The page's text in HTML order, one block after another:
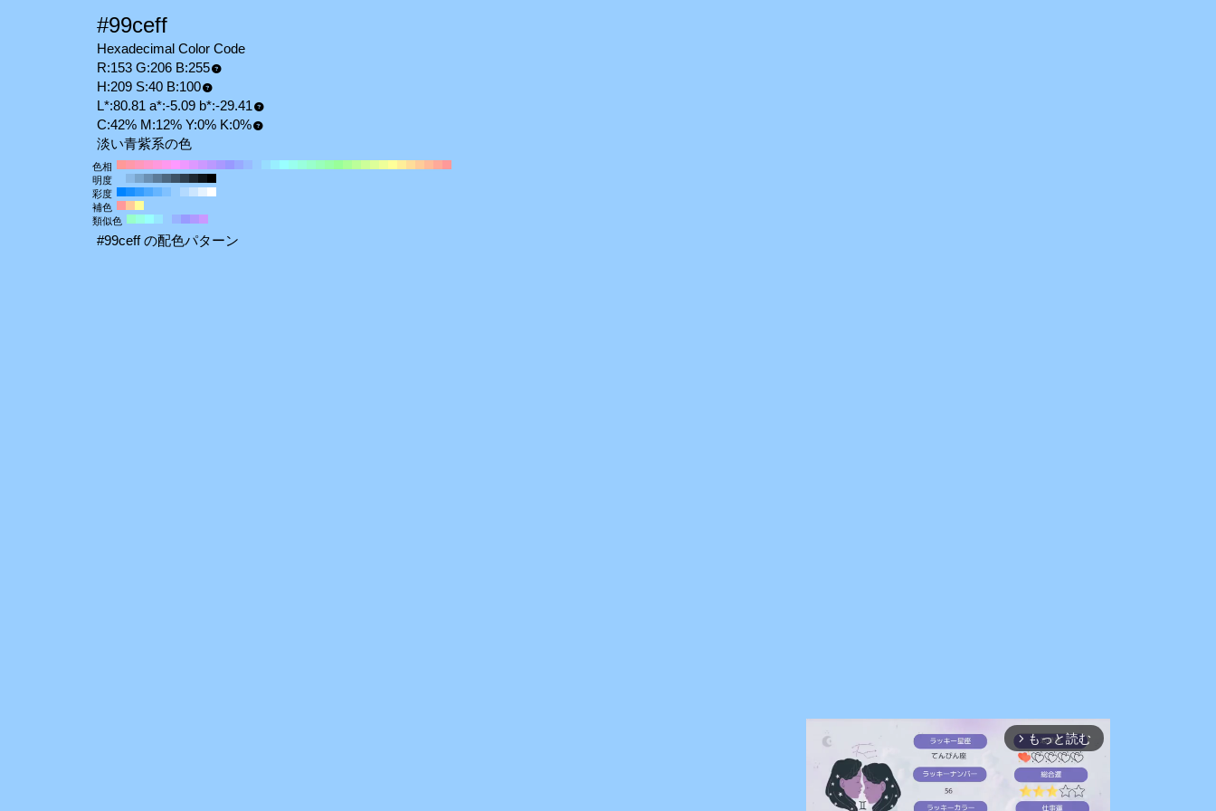
#99ceff
Hexadecimal Color Code
R:153 G:206 B:255
H:209 S:40 B:100
L*:80.81 a*:-5.09 b*:-29.41
C:42% M:12% Y:0% K:0%
淡い青紫系の色
色相
明度
彩度
補色
類似色
#99ceff の配色パターン
arrow_forward_ios もっと読む